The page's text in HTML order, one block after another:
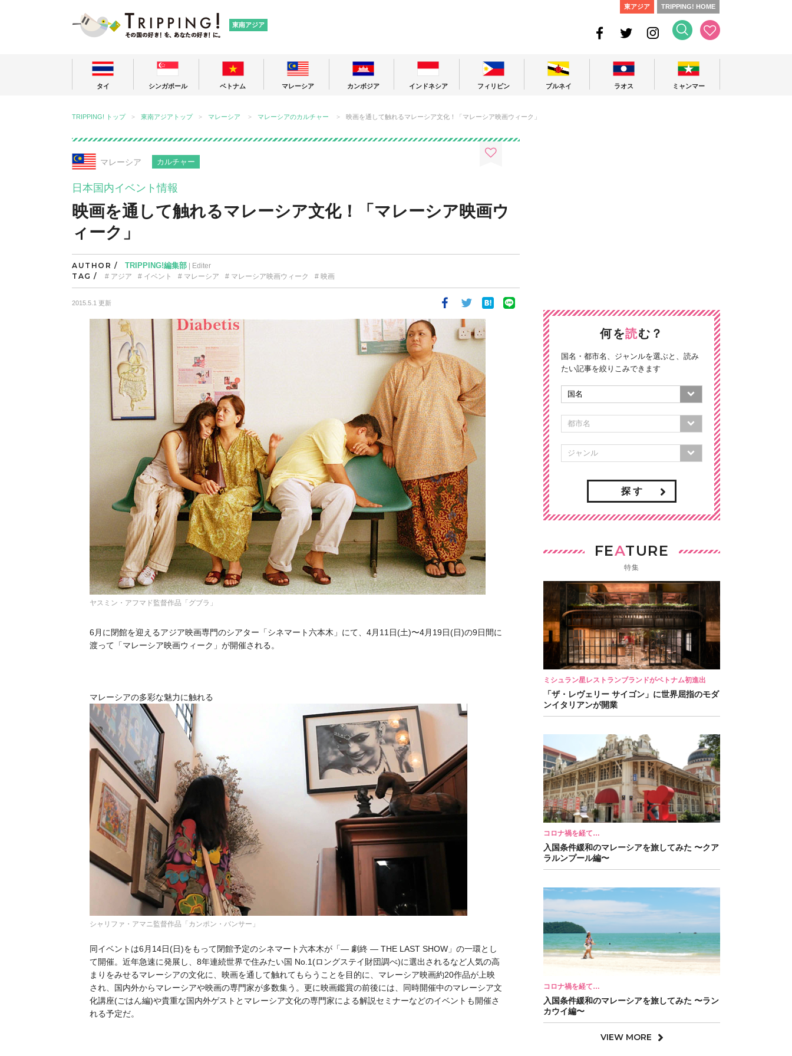
東南アジア
東アジア TRIPPING! HOME
タイ シンガポール ベトナム マレーシア カンボジア インドネシア フィリピン ブルネイ ラオス ミャンマー
TRIPPING! トップ 東南アジアトップ マレーシア マレーシアのカルチャー 映画を通して触れるマレーシア文化！「マレーシア映画ウィーク」
マレーシア カルチャー
日本国内イベント情報
映画を通して触れるマレーシア文化！「マレーシア映画ウ
ィーク」
AUTHOR / TRIPPING!編集部 | Editer
TAG / アジア イベント マレーシア マレーシア映画ウィーク 映画
2015.5.1 更新
ヤスミン・アフマド監督作品「グブラ」
6月に閉館を迎えるアジア映画専門のシアター「シネマート六本木」にて、4月11日(土)〜4月19日(日)の9日間に
渡って「マレーシア映画ウィーク」が開催される。
マレーシアの多彩な魅力に触れる
シャリファ・アマニ監督作品「カンポン・バンサー」
同イベントは6月14日(日)をもって閉館予定のシネマート六本木が「― 劇終 ― THE LAST SHOW」の一環とし
て開催。近年急速に発展し、8年連続世界で住みたい国 No.1(ロングステイ財団調べ)に選出されるなど人気の高
まりをみせるマレーシアの文化に、映画を通して触れてもらうことを目的に、マレーシア映画約20作品が上映
され、国内外からマレーシアや映画の専門家が多数集う。更に映画鑑賞の前後には、同時開催中のマレーシア文
化講座(ごはん編)や貴重な国内外ゲストとマレーシア文化の専門家による解説セミナーなどのイベントも開催さ
れる予定だ。
何を読む？
国名・都市名、ジャンルを選ぶと、読み
たい記事を絞りこみできます
探 す
FEATURE
特集
ミシュラン星レストランブランドがベトナム初進出
「ザ・レヴェリー サイゴン」に世界屈指のモダ
ンイタリアンが開業
コロナ禍を経て…
入国条件緩和のマレーシアを旅してみた 〜クア
ラルンプール編〜
コロナ禍を経て…
入国条件緩和のマレーシアを旅してみた 〜ラン
カウイ編〜
VIEW MORE